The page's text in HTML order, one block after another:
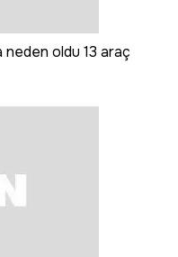
neden oldu 13 araç